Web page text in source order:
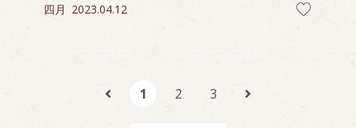
四月 2023.04.12
1 2 3